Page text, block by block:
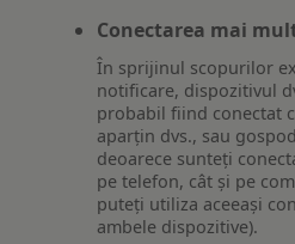
Conectarea mai
În sprijinul scopurilor
notificare, dispozitivul
probabil fiind conectat
aparțin dvs., sau
deoarece sunteți
pe telefon, cât și pe
puteți utiliza aceeași
ambele dispozitive).